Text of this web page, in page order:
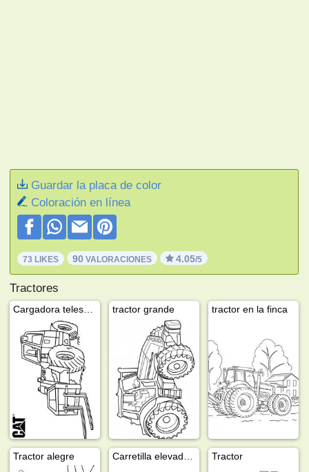
Guardar la placa de color
Coloración en línea
73 LIKES 90 VALORACIONES 4.05/5
Tractores
tractor grande tractor en la finca
Tractor alegre Tractor